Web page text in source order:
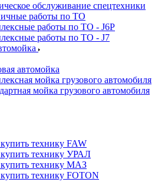
обслуживание спецтехники
работы по ТО
работы по ТО - J6P
работы по ТО - J7
автомойка
мойка грузового автомобиля
мойка грузового автомобиля
технику FAW
технику УРАЛ
технику МАЗ
технику FOTON